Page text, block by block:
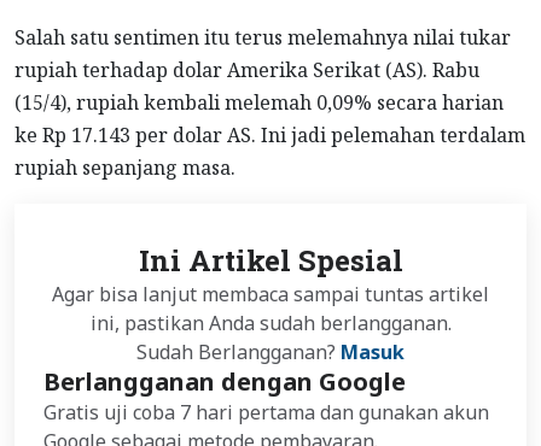
Salah satu sentimen itu terus melemahnya nilai tukar
rupiah terhadap dolar Amerika Serikat (AS). Rabu
(15/4), rupiah kembali melemah 0,09% secara harian
ke Rp 17.143 per dolar AS. Ini jadi pelemahan terdalam
rupiah sepanjang masa.
Ini Artikel Spesial
Agar bisa lanjut membaca sampai tuntas artikel
ini, pastikan Anda sudah berlangganan.
Sudah Berlangganan? Masuk
Berlangganan dengan Google
Gratis uji coba 7 hari pertama dan gunakan akun